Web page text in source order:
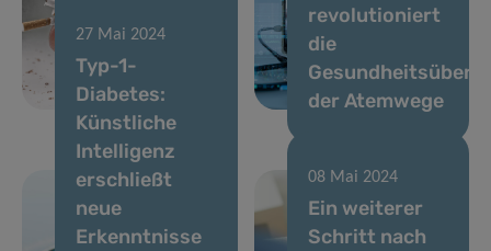
Ihre
Rauchgewohnheiten
aussagt
revolutioniert
die
der Atemwege
27 Mai 2024
Typ-1-
Diabetes:
Künstliche
Intelligenz
erschließt
neue
Erkenntnisse
08 Mai 2024
Ein weiterer
Schritt nach